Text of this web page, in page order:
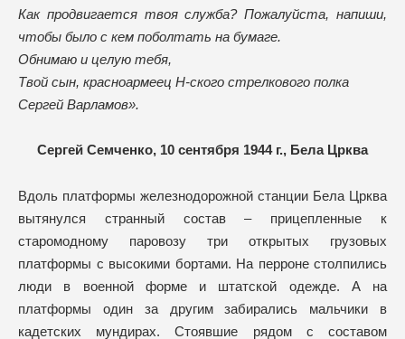
Как продвигается твоя служба? Пожалуйста, напиши,
чтобы было с кем поболтать на бумаге.
Обнимаю и целую тебя,
Твой сын, красноармеец Н-ского стрелкового полка
Сергей Варламов».
Сергей Семченко, 10 сентября 1944 г., Бела Црква
Вдоль платформы железнодорожной станции Бела Црква
вытянулся странный состав – прицепленные к
старомодному паровозу три открытых грузовых
платформы с высокими бортами. На перроне столпились
люди в военной форме и штатской одежде. А на
платформы один за другим забирались мальчики в
кадетских мундирах. Стоявшие рядом с составом